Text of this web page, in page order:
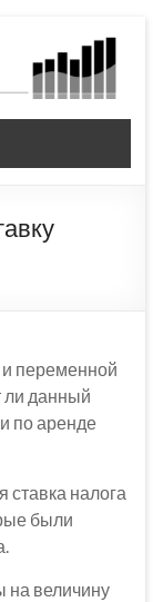
и переменной
ли данный
по аренде
налога
были
на величину